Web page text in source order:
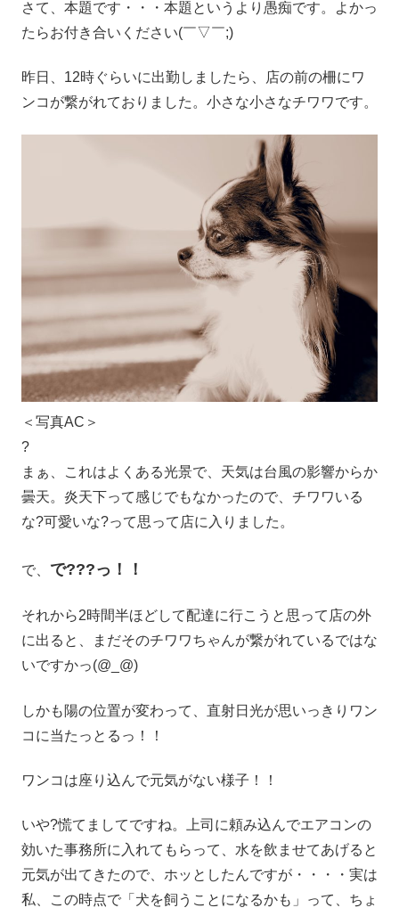
さて、本題です・・・本題というより愚痴です。よかっ
たらお付き合いください(￣▽￣;)
昨日、12時ぐらいに出勤しましたら、店の前の柵にワ
ンコが繋がれておりました。小さな小さなチワワです。
＜写真AC＞
?
まぁ、これはよくある光景で、天気は台風の影響からか
曇天。炎天下って感じでもなかったので、チワワいる
な?可愛いな?って思って店に入りました。
で、 で???っ！！
それから2時間半ほどして配達に行こうと思って店の外
に出ると、まだそのチワワちゃんが繋がれているではな
いですかっ(@_@)
しかも陽の位置が変わって、直射日光が思いっきりワン
コに当たっとるっ！！
ワンコは座り込んで元気がない様子！！
いや?慌てましてですね。上司に頼み込んでエアコンの
効いた事務所に入れてもらって、水を飲ませてあげると
元気が出てきたので、ホッとしたんですが・・・・実は
私、この時点で「犬を飼うことになるかも」って、ちょ